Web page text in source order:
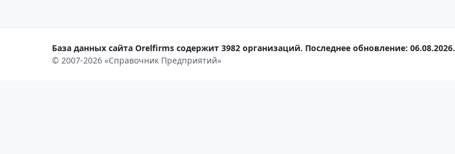
База данных сайта Orelfirms содержит 3982 организаций. Последнее обновление: 06.08.2026.
© 2007-2026 «Справочник Предприятий»